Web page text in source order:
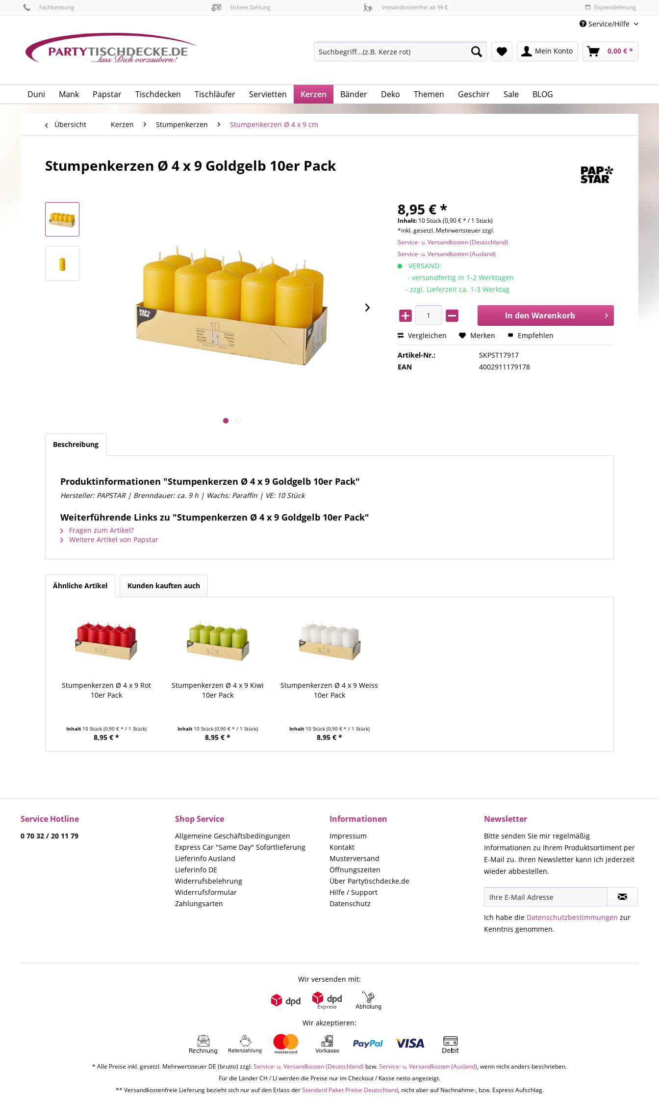
Fachberatung Sichere Zahlung Versandkostenfrei ab 99 € Expresslieferung
Service/Hilfe
Mein Konto 0,00 € *
Duni Mank Papstar Tischdecken Tischläufer Servietten Kerzen Bänder Deko Themen Geschirr Sale BLOG
Übersicht Kerzen Stumpenkerzen Stumpenkerzen Ø 4 x 9 cm
Stumpenkerzen Ø 4 x 9 Goldgelb 10er Pack
8,95 € *
Inhalt: 10 Stück (0,90 € * / 1 Stück)
*inkl. gesetzl. Mehrwertsteuer zzgl.
Service- u. Versandkosten (Deutschland)
Service- u. Versandkosten (Ausland)
VERSAND:
- versandfertig in 1-2 Werktagen
- zzgl. Lieferzeit ca. 1-3 Werktag
In den Warenkorb
Vergleichen Merken Empfehlen
Artikel-Nr.:
SKPST17917
EAN
4002911179178
Beschreibung
Produktinformationen "Stumpenkerzen Ø 4 x 9 Goldgelb 10er Pack"
Hersteller: PAPSTAR | Brenndauer: ca. 9 h | Wachs: Paraffin | VE: 10 Stück
Weiterführende Links zu "Stumpenkerzen Ø 4 x 9 Goldgelb 10er Pack"
Fragen zum Artikel?
Weitere Artikel von Papstar
Ähnliche Artikel Kunden kauften auch
Stumpenkerzen Ø 4 x 9 Rot
10er Pack
Inhalt 10 Stück (0,90 € * / 1 Stück)
8,95 € *
Stumpenkerzen Ø 4 x 9 Kiwi
10er Pack
Inhalt 10 Stück(0,90 € * / 1 Stück)
8,95 € *
Stumpenkerzen Ø 4 x 9 Weiss
10er Pack
Inhalt 10 Stück (0,90 € * / 1 Stück)
8,95 € *
Service Hotline
0 70 32 / 20 11 79
Shop Service
Allgemeine Geschäftsbedingungen
Express Car "Same Day" Sofortlieferung
Lieferinfo Ausland
Lieferinfo DE
Widerrufsbelehrung
Widerrufsformular
Zahlungsarten
Informationen
Impressum
Kontakt
Musterversand
Öffnungszeiten
Über Partytischdecke.de
Hilfe / Support
Datenschutz
Newsletter
Bitte senden Sie mir regelmäßig
Informationen zu Ihrem Produktsortiment per
E-Mail zu. Ihren Newsletter kann ich jederzeit
wieder abbestellen.
Ich habe die Datenschutzbestimmungen zur
Kenntnis genommen.
Wir versenden mit:
Wir akzeptieren:
* Alle Preise inkl. gesetzl. Mehrwertsteuer DE (brutto) zzgl.Service- u. Versandkosten (Deutschland) bzw.Service- u. Versandkosten (Ausland), wenn nicht anders beschrieben.
Für die Länder CH / LI werden die Preise nur im Checkout / Kasse netto angezeigt.
** Versandkostenfreie Lieferung bezieht sich nur auf den Erlass derStandard Paket Preise Deutschland, nicht aber auf Nachnahme-, bzw. Express Aufschlag.